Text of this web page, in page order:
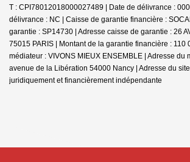
T : CPI78012018000027489 | Date de délivrance :
délivrance : NC | Caisse de garantie financière :
garantie : SP14730 | Adresse caisse de garantie : 26
75015 PARIS | Montant de la garantie financière : 110
médiateur : VIVONS MIEUX ENSEMBLE | Adresse du
avenue de la Libération 54000 Nancy | Adresse du
juridiquement et financièrement indépendante